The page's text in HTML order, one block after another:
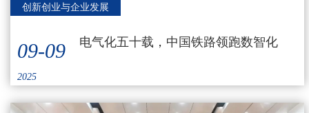
创新创业与企业发展
09-09
2025
电气化五十载，中国铁路领跑数智化